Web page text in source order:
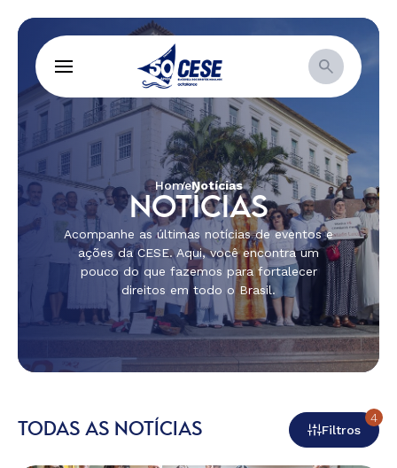
HomeNotícias
NOTÍCIAS
Acompanhe as últimas notícias de eventos e
ações da CESE. Aqui, você encontra um
pouco do que fazemos para fortalecer
direitos em todo o Brasil.
TODAS AS NOTÍCIAS Filtros
4